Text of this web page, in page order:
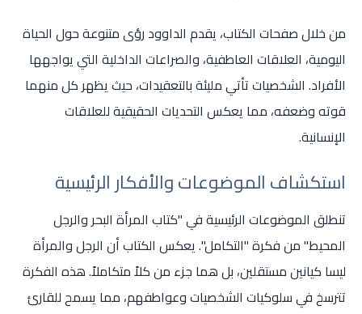
من خلال صفحات الكتاب، يقدم الداوود رؤى متنوعة حول الحياة
اليومية، العلاقات العاطفية، والصراعات الداخلية التي يواجهها
الأفراد. الشخصيات تأتي مليئة بالتعقيدات، حيث يظهر كل منهما
قوته وضعفه، مما يعكس التحديات الحقيقية للعلاقات
الإنسانية.
استكشاف الموضوعات والأفكار الرئيسية
تنطلق الموضوعات الرئيسية في "كتاب المرأة البحر والرجل
المحيط" من فكرة "التكامل". يعكس الكتاب أن الرجل والمرأة
ليسا كيانين مستقلين، بل هما جزء من كلاً متكاملاً. هذه الفكرة
تترسخ في سلوكيات الشخصيات وعواطفهم، مما يسمح للقارئ